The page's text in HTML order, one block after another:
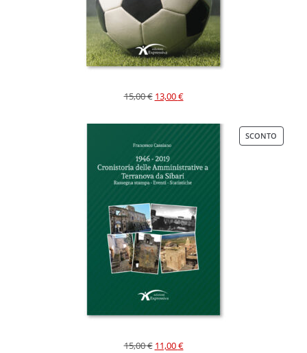
15,00€ 13,00€
SCONTO
15,00€ 11,00€